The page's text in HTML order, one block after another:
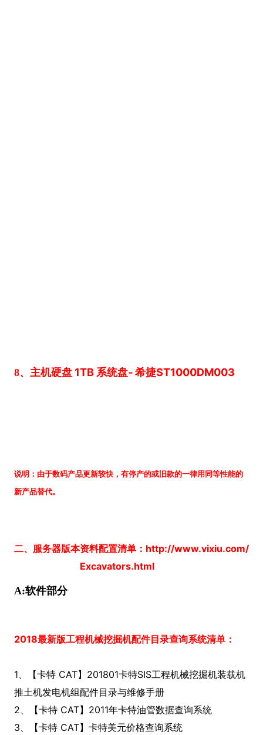
8、主机硬盘 1TB 系统盘- 希捷ST1000DM003
说明：由于数码产品更新较快，有停产的或旧款的一律用同等性能的
新产品替代。
二、服务器版本资料配置清单：http://www.vixiu.com/
Excavators.html
A:软件部分
2018最新版工程机械挖掘机配件目录查询系统清单：
1、【卡特 CAT】201801卡特SIS工程机械挖掘机装载机
推土机发电机组配件目录与维修手册
2、【卡特 CAT】2011年卡特油管数据查询系统
3、【卡特 CAT】卡特美元价格查询系统